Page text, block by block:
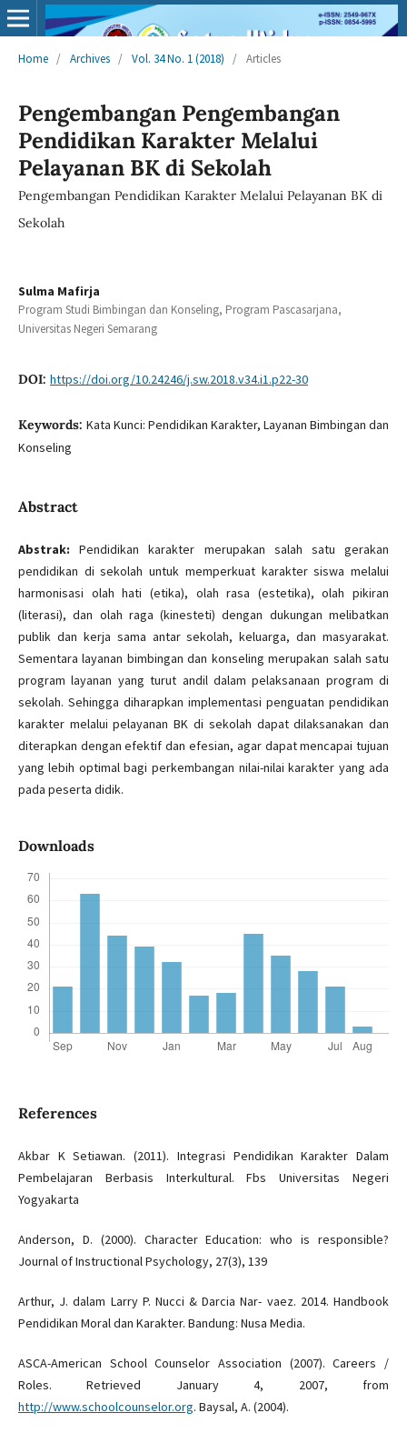
Home / Archives / Vol. 34 No. 1 (2018) / Articles
Pengembangan Pengembangan
Pendidikan Karakter Melalui
Pelayanan BK di Sekolah
Pengembangan Pendidikan Karakter Melalui Pelayanan BK di
Sekolah
Sulma Mafirja
Program Studi Bimbingan dan Konseling, Program Pascasarjana,
Universitas Negeri Semarang
DOI: https://doi.org/10.24246/j.sw.2018.v34.i1.p22-30
Keywords: Kata Kunci: Pendidikan Karakter, Layanan Bimbingan dan
Konseling
Abstract
Abstrak:Pendidikan karakter merupakan salah satu gerakan
pendidikan di sekolah untuk memperkuat karakter siswa melalui
harmonisasi olah hati (etika), olah rasa (estetika), olah pikiran
(literasi), dan olah raga (kinesteti) dengan dukungan melibatkan
publik dan kerja sama antar sekolah, keluarga, dan masyarakat.
Sementara layanan bimbingan dan konseling merupakan salah satu
program layanan yang turut andil dalam pelaksanaan program di
sekolah. Sehingga diharapkan implementasi penguatan pendidikan
karakter melalui pelayanan BK di sekolah dapat dilaksanakan dan
diterapkan dengan efektif dan efesian, agar dapat mencapai tujuan
yang lebih optimal bagi perkembangan nilai-nilai karakter yang ada
pada peserta didik.
Downloads
References
Akbar K Setiawan. (2011). Integrasi Pendidikan Karakter Dalam
Pembelajaran Berbasis Interkultural. Fbs Universitas Negeri
Yogyakarta
Anderson, D. (2000). Character Education: who is responsible?
Journal of Instructional Psychology, 27(3), 139
Arthur, J. dalam Larry P. Nucci & Darcia Nar- vaez. 2014. Handbook
Pendidikan Moral dan Karakter. Bandung: Nusa Media.
ASCA-American School Counselor Association (2007). Careers /
Roles. Retrieved January 4, 2007, from
http://www.schoolcounselor.org. Baysal, A. (2004).